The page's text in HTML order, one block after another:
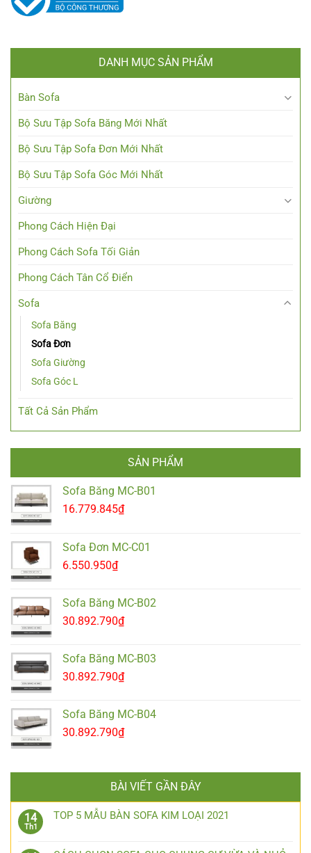
DANH MỤC SẢN PHẨM
Bàn Sofa
Bộ Sưu Tập Sofa Băng Mới Nhất
Bộ Sưu Tập Sofa Đơn Mới Nhất
Bộ Sưu Tập Sofa Góc Mới Nhất
Giường
Phong Cách Hiện Đại
Phong Cách Sofa Tối Giản
Phong Cách Tân Cổ Điển
Sofa
Sofa Băng
Sofa Đơn
Sofa Giường
Sofa Góc L
Tất Cả Sản Phẩm
SẢN PHẨM
Sofa Băng MC-B01
16.779.845₫
Sofa Đơn MC-C01
6.550.950₫
Sofa Băng MC-B02
30.892.790₫
Sofa Băng MC-B03
30.892.790₫
Sofa Băng MC-B04
30.892.790₫
BÀI VIẾT GẦN ĐÂY
14
Th1
TOP 5 MẪU BÀN SOFA KIM LOẠI 2021